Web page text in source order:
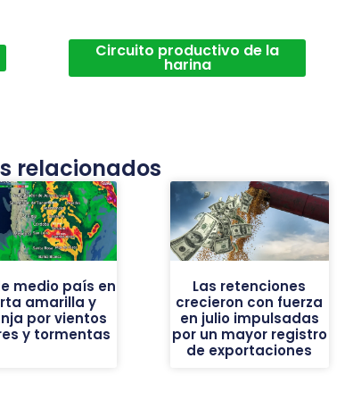
Circuito productivo de la
harina
relacionados
medio país en
amarilla y
por vientos
y tormentas
Las retenciones
crecieron con fuerza
en julio impulsadas
por un mayor registro
de exportaciones